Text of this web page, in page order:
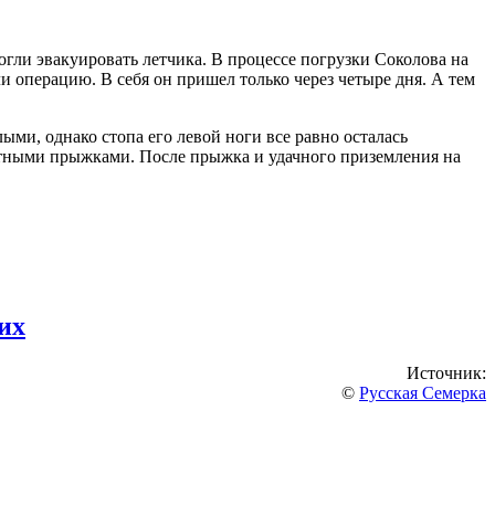
эвакуировать летчика. В процессе погрузки Соколова на
операцию. В себя он пришел только через четыре дня. А тем
однако стопа его левой ноги все равно осталась
прыжками. После прыжка и удачного приземления на
Источник:
© Русская Семерка